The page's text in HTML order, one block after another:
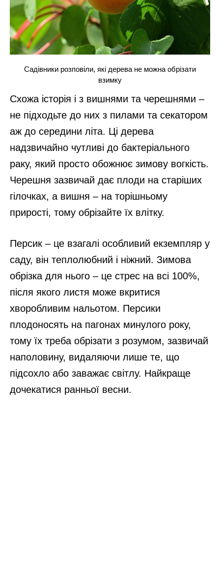
Садівники розповіли, які дерева не можна обрізати
взимку
Схожа історія і з вишнями та черешнями –
не підходьте до них з пилами та секатором
аж до середини літа. Ці дерева
надзвичайно чутливі до бактеріального
раку, який просто обожнює зимову вогкість.
Черешня зазвичай дає плоди на старіших
гілочках, а вишня – на торішньому
прирості, тому обрізайте їх влітку.
Персик – це взагалі особливий екземпляр у
саду, він теплолюбний і ніжний. Зимова
обрізка для нього – це стрес на всі 100%,
після якого листя може вкритися
хворобливим нальотом. Персики
плодоносять на пагонах минулого року,
тому їх треба обрізати з розумом, зазвичай
наполовину, видаляючи лише те, що
підсохло або заважає світлу. Найкраще
дочекатися ранньої весни.